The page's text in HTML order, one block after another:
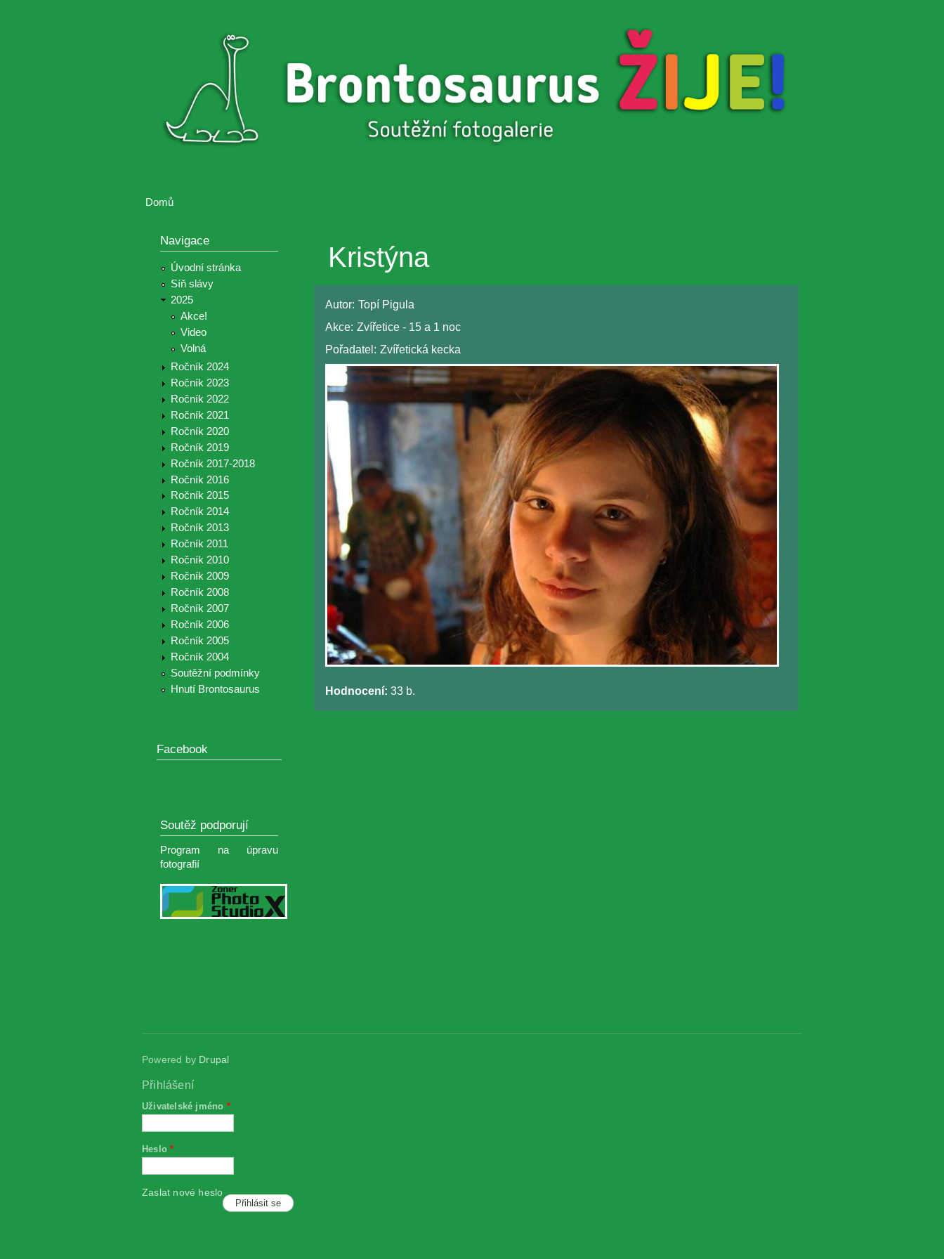
Brontosaurus
Brontosaurus
Domů
Navigace
Úvodní stránka
Síň slávy
2025
Akce!
Video
Volná
Ročník 2024
Ročník 2023
Ročník 2022
Ročník 2021
Ročník 2020
Ročník 2019
Ročník 2017-2018
Ročník 2016
Ročník 2015
Ročník 2014
Ročník 2013
Ročník 2011
Ročník 2010
Ročník 2009
Ročník 2008
Ročník 2007
Ročník 2006
Ročník 2005
Ročník 2004
Soutěžní podmínky
Hnutí Brontosaurus
Facebook
Soutěž podporují
Program na úpravu
fotografií
Kristýna
Autor: Topí Pigula
Akce: Zvířetice - 15 a 1 noc
Pořadatel: Zvířetická kecka
Hodnocení: 33 b.
Powered by Drupal
Přihlášení
Uživatelské jméno *
Heslo*
Zaslat nové heslo